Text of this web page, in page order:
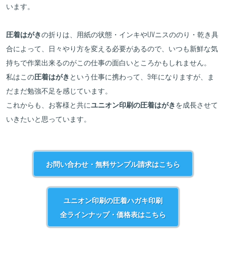
います。
圧着はがきの折りは、用紙の状態・インキやUVニスののり・乾き具
合によって、日々やり方を変える必要があるので、いつも新鮮な気
持ちで作業出来るのがこの仕事の面白いところかもしれません。
私はこの圧着はがきという仕事に携わって、9年になりますが、ま
だまだ勉強不足を感じています。
これからも、お客様と共にユニオン印刷の圧着はがきを成長させて
いきたいと思っています。
お問い合わせ・無料サンプル請求はこちら
ユニオン印刷の圧着ハガキ印刷
全ラインナップ・価格表はこちら